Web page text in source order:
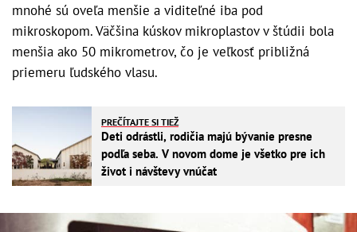
mnohé sú oveľa menšie a viditeľné iba pod
mikroskopom. Väčšina kúskov mikroplastov v štúdii bola
menšia ako 50 mikrometrov, čo je veľkosť približná
priemeru ľudského vlasu.
PREČÍTAJTE SI TIEŽ
Deti odrástli, rodičia majú bývanie presne
podľa seba. V novom dome je všetko pre ich
život i návštevy vnúčat